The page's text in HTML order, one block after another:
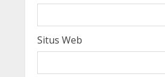
Situs Web